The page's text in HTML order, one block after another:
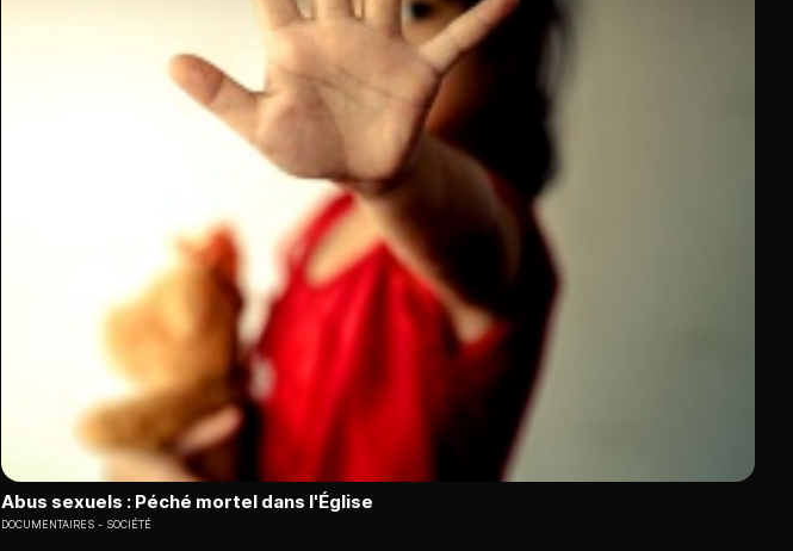
Abus sexuels : Péché mortel dans l'Église
DOCUMENTAIRES SOCIÉTÉ